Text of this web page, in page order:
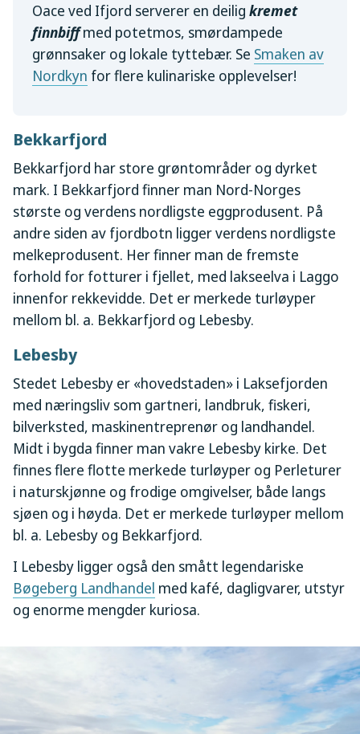
Oace ved Ifjord serverer en deilig kremet
finnbiffmed potetmos, smørdampede
grønnsaker og lokale tyttebær. Se Smaken av
Nordkyn for flere kulinariske opplevelser!
Bekkarfjord
Bekkarfjord har store grøntområder og dyrket
mark. I Bekkarfjord finner man Nord-Norges
største og verdens nordligste eggprodusent. På
andre siden av fjordbotn ligger verdens nordligste
melkeprodusent. Her finner man de fremste
forhold for fotturer i fjellet, med lakseelva i Laggo
innenfor rekkevidde. Det er merkede turløyper
mellom bl. a. Bekkarfjord og Lebesby.
Lebesby
Stedet Lebesby er «hovedstaden» i Laksefjorden
med næringsliv som gartneri, landbruk, fiskeri,
bilverksted, maskinentreprenør og landhandel.
Midt i bygda finner man vakre Lebesby kirke. Det
finnes flere flotte merkede turløyper og Perleturer
i naturskjønne og frodige omgivelser, både langs
sjøen og i høyda. Det er merkede turløyper mellom
bl. a. Lebesby og Bekkarfjord.
I Lebesby ligger også den smått legendariske
Bøgeberg Landhandel med kafé, dagligvarer, utstyr
og enorme mengder kuriosa.